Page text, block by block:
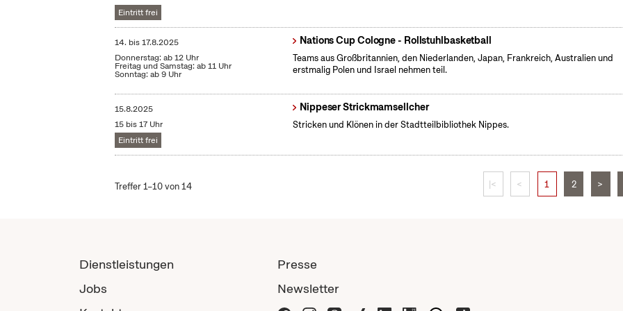
Eintritt frei
14. bis17.8.2025
Donnerstag: ab 12 Uhr
Freitag und Samstag: ab 11 Uhr
Sonntag: ab 9 Uhr
Nations Cup Cologne - Rollstuhlbasketball
Teams aus Großbritannien, den Niederlanden, Japan, Frankreich, Australien und
erstmalig Polen und Israel nehmen teil.
15.8.2025
15 bis 17 Uhr
Eintritt frei
Nippeser Strickmamsellcher
Stricken und Klönen in der Stadtteilbibliothek Nippes.
Treffer 1–10 von 14 |< < 1 2 >
Dienstleistungen
Jobs
Presse
Newsletter